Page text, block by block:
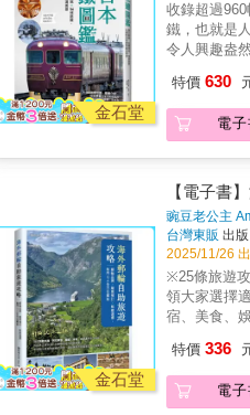
金石堂
收錄超過
鐵，也就是
令人興趣盎
車，是鐵道
道銚電是行
時拯救它的
2002年開
流的種種努
路面電車。
面廣告的列
流長良川行
交通變得非
乘客目光擁
101隻小玉
「四玉」是
「ASA」與
特價 630
電子
金石堂
【電子書
豌豆老公主
台灣東販 出版
2025/11/26
※25條旅遊
領大家選擇
宿、美食、
輪，上船後
你化身郵輪
線，是郵輪
特價 336
電子